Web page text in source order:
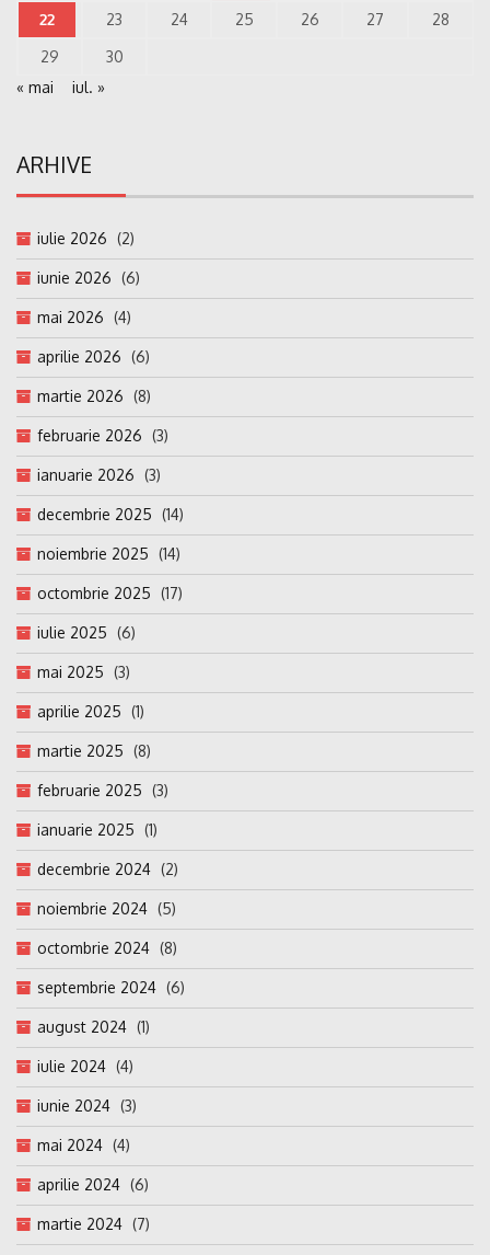
22
23 24 25 26 27
28
29
30
« mai
iul. »
ARHIVE
iulie 2026 (2)
iunie 2026 (6)
mai 2026 (4)
aprilie 2026 (6)
martie 2026 (8)
februarie 2026 (3)
ianuarie 2026 (3)
decembrie 2025 (14)
noiembrie 2025 (14)
octombrie 2025 (17)
iulie 2025 (6)
mai 2025 (3)
aprilie 2025 (1)
martie 2025 (8)
februarie 2025 (3)
ianuarie 2025 (1)
decembrie 2024 (2)
noiembrie 2024 (5)
octombrie 2024 (8)
septembrie 2024 (6)
august 2024 (1)
iulie 2024 (4)
iunie 2024 (3)
mai 2024 (4)
aprilie 2024 (6)
martie 2024 (7)